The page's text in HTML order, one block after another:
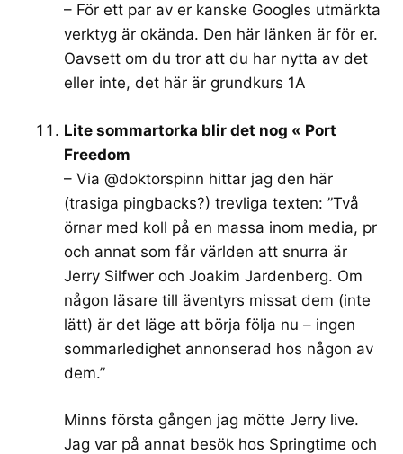
– För ett par av er kanske Googles utmärkta
verktyg är okända. Den här länken är för er.
Oavsett om du tror att du har nytta av det
eller inte, det här är grundkurs 1A
Lite sommartorka blir det nog « Port
Freedom
– Via @doktorspinn hittar jag den här
(trasiga pingbacks?) trevliga texten: ”Två
örnar med koll på en massa inom media, pr
och annat som får världen att snurra är
Jerry Silfwer och Joakim Jardenberg. Om
någon läsare till äventyrs missat dem (inte
lätt) är det läge att börja följa nu – ingen
sommarledighet annonserad hos någon av
dem.”
Minns första gången jag mötte Jerry live.
Jag var på annat besök hos Springtime och